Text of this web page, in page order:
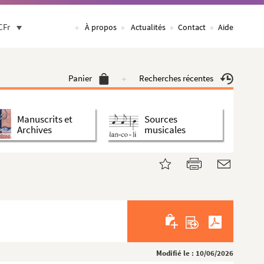
À propos Actualités Contact Aide
Panier Recherches récentes
Manuscrits et
Archives
Sources
musicales
Modifié le : 10/06/2026